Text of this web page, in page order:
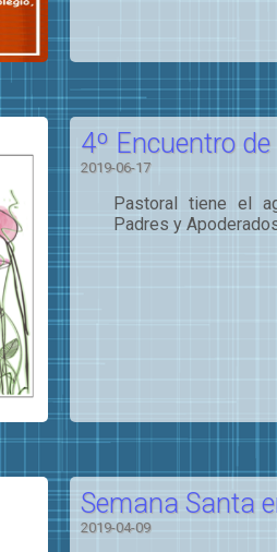
4º Encuentro
2019-06-17
Pastoral tiene el
Padres y
Semana Santa
2019-04-09